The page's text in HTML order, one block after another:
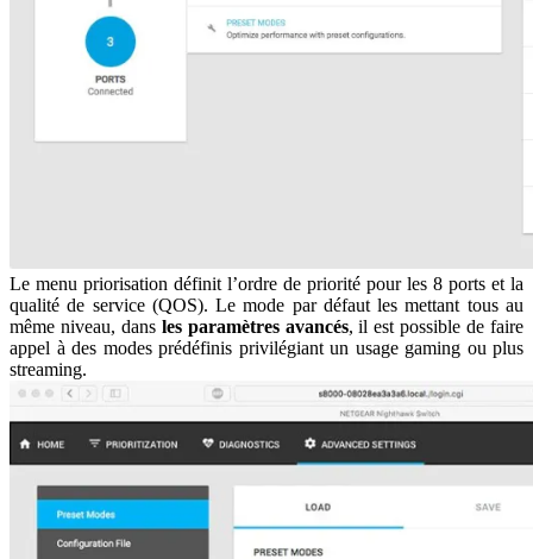
Le menu priorisation définit l’ordre de priorité pour les 8 ports et la
qualité de service (QOS). Le mode par défaut les mettant tous au
même niveau, dans les paramètres avancés, il est possible de faire
appel à des modes prédéfinis privilégiant un usage gaming ou plus
streaming.